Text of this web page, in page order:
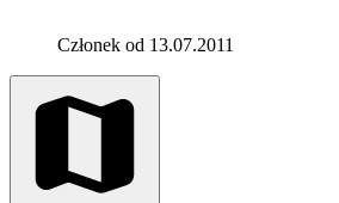
Członek od 13.07.2011